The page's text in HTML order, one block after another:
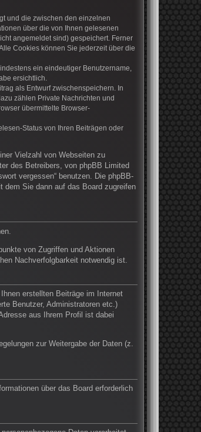
und die zwischen den einzelnen
über die von Ihnen gelesenen
angemeldet sind) gespeichert. Ferner
Cookies können Sie jederzeit über die
ein eindeutiger Benutzername,
ersichtlich.
als Entwurf zwischenspeichern. In
zählen Private Nachrichten und
übermittelte Browser-
Status von Ihren Beiträgen oder
Vielzahl von Webseiten zu
des Betreibers, von phpBB Limited
vergessen“ benutzen. Die phpBB-
dem Sie dann auf das Board zugreifen
von Zugriffen und Aktionen
Nachverfolgbarkeit notwendig ist.
erstellten Beiträge im Internet
Benutzer, Administratoren etc.)
aus Ihrem Profil ist dabei
zur Weitergabe der Daten (z.
über das Board erforderlich